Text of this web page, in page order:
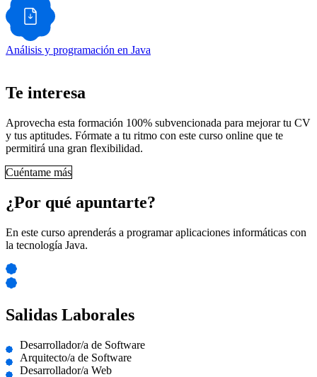
Análisis y programación en Java
Te interesa
Aprovecha esta formación 100% subvencionada para mejorar tu CV
y tus aptitudes. Fórmate a tu ritmo con este curso online que te
permitirá una gran flexibilidad.
Cuéntame más
¿Por qué apuntarte?
En este curso aprenderás a programar aplicaciones informáticas con
la tecnología Java.
Salidas Laborales
Desarrollador/a de Software
Arquitecto/a de Software
Desarrollador/a Web